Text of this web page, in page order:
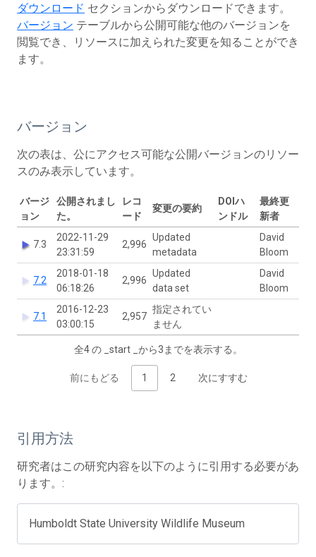
ダウンロード セクションからダウンロードできます。
バージョン テーブルから公開可能な他のバージョンを
閲覧でき、リソースに加えられた変更を知ることができ
ます。
バージョン
次の表は、公にアクセス可能な公開バージョンのリソー
スのみ表示しています。
バージ
ョン
公開されまし
た。
レコ
ード
変更の要約
DOIハ
ンドル
最終更
新者
7.3
2022-11-29
23:31:59
2,996
Updated
metadata
David
Bloom
7.2
2018-01-18
06:18:26
2,996
Updated
data set
David
Bloom
7.1
2016-12-23
03:00:15
2,957
指定されてい
ません
全4 の _start _から3までを表示する。
前にもどる 1 2 次にすすむ
引用方法
研究者はこの研究内容を以下のように引用する必要があ
ります。:
Humboldt State University Wildlife Museum